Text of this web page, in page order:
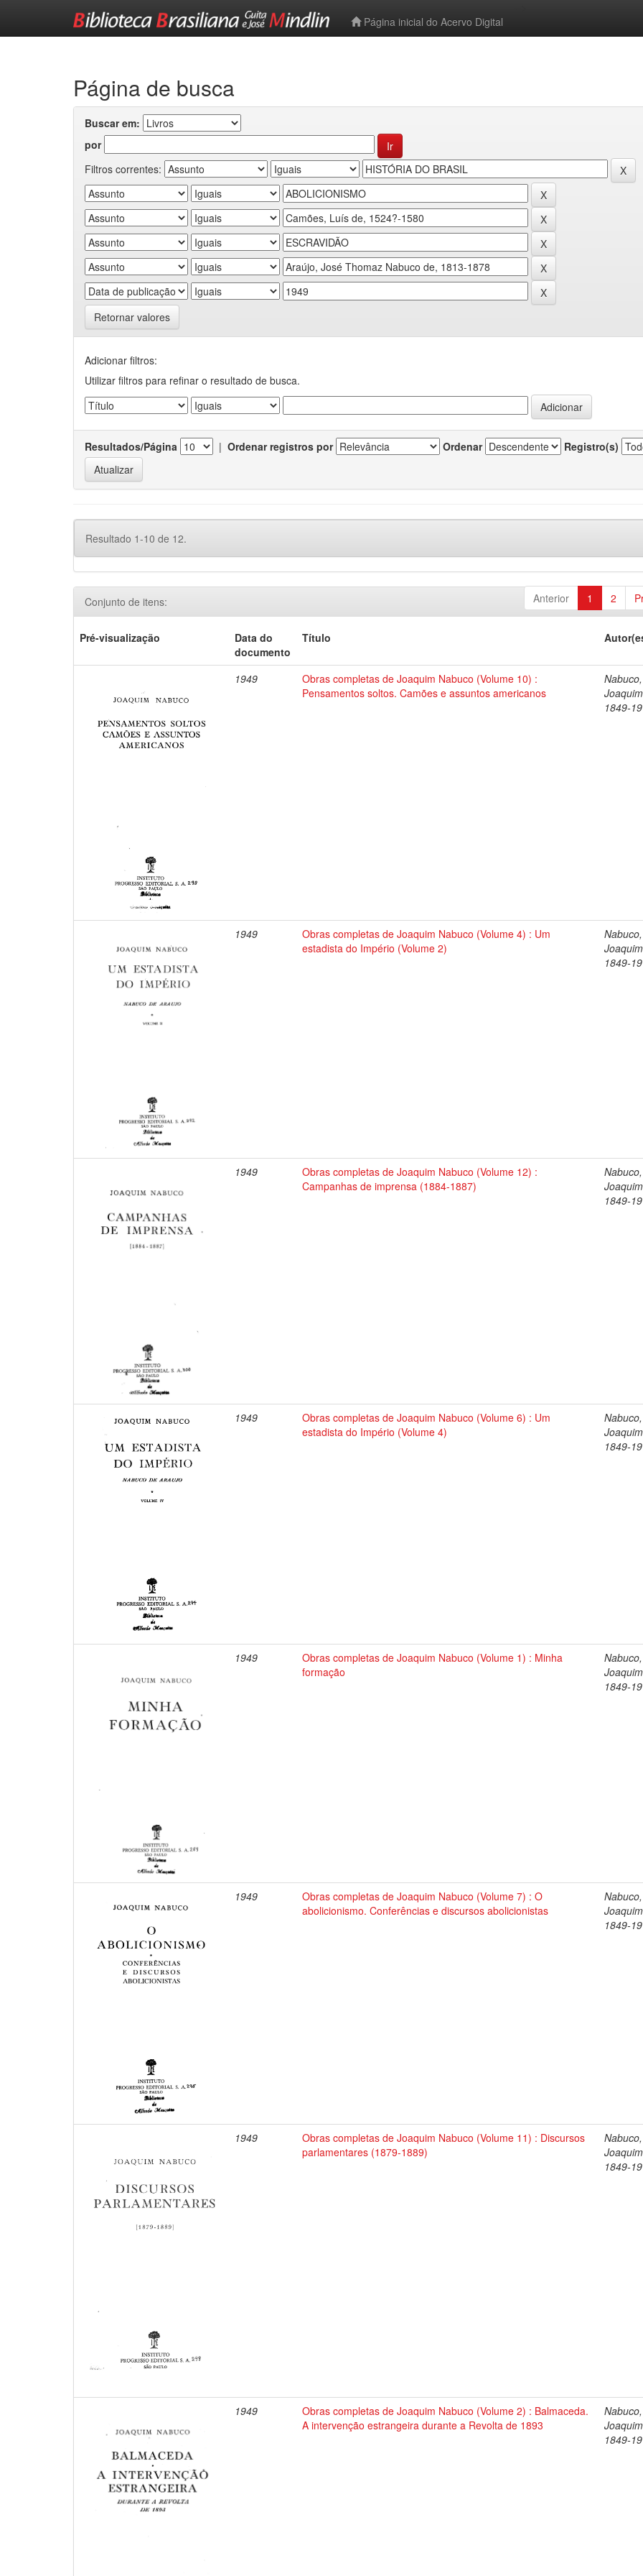
Página inicial do Acervo Digital
Página de busca
Buscar em:
por
Filtros correntes:
Retornar valores
Adicionar filtros:
Utilizar filtros para refinar o resultado de busca.
Resultados/Página | Ordenar registros por Ordenar Registro(s)
Resultado 1-10 de 12.
Anterior 1 2
Conjunto de itens:
Pré-visualização
Data do
documento
Título
1949
Obras completas de Joaquim Nabuco (Volume 10) :
Pensamentos soltos. Camões e assuntos americanos
Nabuco,
1849-
1949
Obras completas de Joaquim Nabuco (Volume 4) : Um
estadista do Império (Volume 2)
Nabuco,
1849-
1949
Obras completas de Joaquim Nabuco (Volume 12) :
Campanhas de imprensa (1884-1887)
Nabuco,
1849-
1949
Obras completas de Joaquim Nabuco (Volume 6) : Um
estadista do Império (Volume 4)
Nabuco,
1849-
1949
Obras completas de Joaquim Nabuco (Volume 1) : Minha
formação
Nabuco,
1849-
1949
Obras completas de Joaquim Nabuco (Volume 7) : O
abolicionismo. Conferências e discursos abolicionistas
Nabuco,
1849-
1949
Obras completas de Joaquim Nabuco (Volume 11) : Discursos
parlamentares (1879-1889)
Nabuco,
1849-
1949
Obras completas de Joaquim Nabuco (Volume 2) : Balmaceda.
A intervenção estrangeira durante a Revolta de 1893
Nabuco,
1849-